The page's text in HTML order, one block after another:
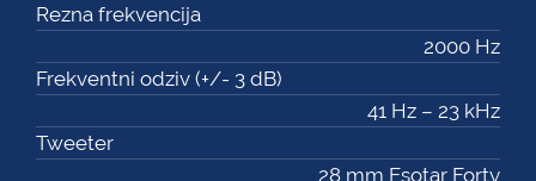
Rezna frekvencija
2000 Hz
Frekventni odziv (+/- 3 dB)
41 Hz – 23 kHz
Tweeter
28 mm Esotar Forty